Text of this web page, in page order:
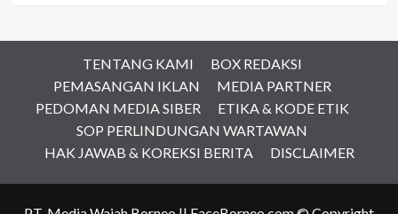
TENTANG KAMI
BOX REDAKSI
PEMASANGAN IKLAN
MEDIA PARTNER
PEDOMAN MEDIA SIBER
ETIKA & KODE ETIK
SOP PERLINDUNGAN WARTAWAN
HAK JAWAB & KOREKSI BERITA
DISCLAIMER